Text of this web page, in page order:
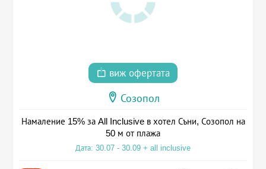
виж офертата
Созопол
Намаление 15% за All Inclusive в хотел Съни, Созопол на
50 м от плажа
Дата: 30.07 - 30.09 + all inclusive